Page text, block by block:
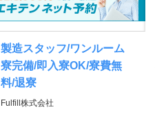
製造スタッフ/ワンルーム
寮完備/即入寮OK/寮費無
料/退寮
Fulfill株式会社